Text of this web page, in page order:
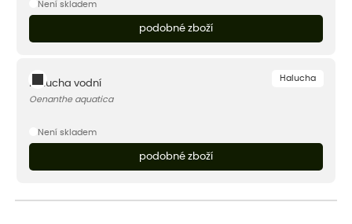
Není skladem
podobné zboží
Halucha
Halucha vodní
Oenanthe aquatica
Není skladem
podobné zboží